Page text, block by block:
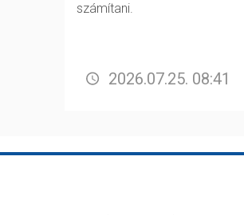
számítani.
2026.07.25. 08:41